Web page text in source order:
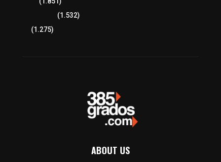
(1.532)
(1.275)
ABOUT US